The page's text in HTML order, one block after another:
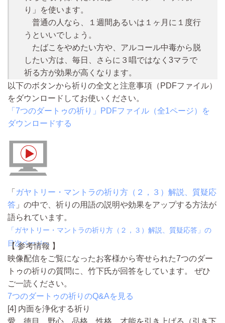
り」を使います。
普通の人なら、１週間あるいは１ヶ月に１度行
うといいでしょう。
たばこをやめたい方や、アルコール中毒から脱
したい方は、毎日、さらに３唱ではなく3マラで
祈る方が効果が高くなります。
以下のボタンから祈りの全文と注意事項（PDFファイル）
をダウンロードしてお使いください。
「7つのダートゥの祈り」PDFファイル（全1ページ）を
ダウンロードする
「 ガヤトリー・マントラの祈り方（２，３）解説、質疑応
答 」の中で、祈りの用語の説明や効果をアップする方法が
語られています。
「ガヤトリー・マントラの祈り方（２，３）解説、質疑応答」の
目次ページへ
【 参考情報 】
映像配信をご覧になったお客様から寄せられた7つのダー
トゥの祈りの質問に、竹下氏が回答をしています。 ぜひ
ご一読ください。
7つのダートゥの祈りのQ&Aを見る
[4] 内面を浄化する祈り